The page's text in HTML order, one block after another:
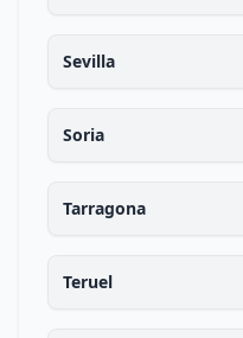
Sevilla
Soria
Tarragona
Teruel